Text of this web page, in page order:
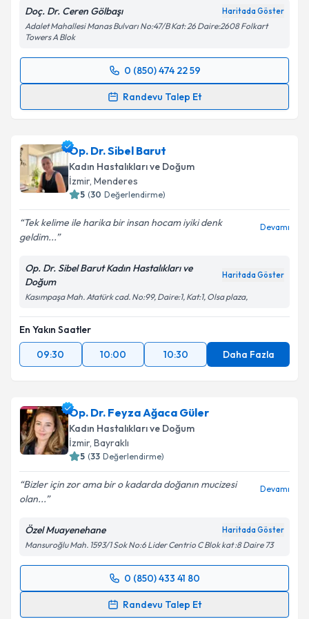
kapsamda işlenmesini kabul ediyorum.
Takvim Talebini Gönder
Doç. Dr. Ceren Gölbaşı Haritada Göster
Adalet Mahallesi Manas Bulvarı No:47/B Kat: 26 Daire:2608 Folkart
Towers A Blok
0 (850) 474 22 59
Randevu Talep Et
Randevu Takvimi Talebi
takvim hazırlandığında e-posta ile bilgilendireceğiz.
E-posta Adresiniz
kapsamda işlenmesini kabul ediyorum.
Takvim Talebini Gönder
Op. Dr. Sibel Barut
Kadın Hastalıkları ve Doğum
İzmir, Menderes
5 (30 Değerlendirme)
Tek kelime ile harika bir insan hocam iyiki denk
geldim...
Devamı
Op. Dr. Sibel Barut Kadın Hastalıkları ve
Doğum
Haritada Göster
Kasımpaşa Mah. Atatürk cad. No:99, Daire:1, Kat:1, Olsa plaza,
En Yakın Saatler
09:30
10:00 10:30 Daha Fazla
Op. Dr. Feyza Ağaca Güler
Kadın Hastalıkları ve Doğum
İzmir, Bayraklı
5 (33 Değerlendirme)
Bizler için zor ama bir o kadarda doğanın mucizesi
olan...
Devamı
Özel Muayenehane Haritada Göster
Mansuroğlu Mah. 1593/1 Sok No:6 Lider Centrio C Blok kat :8 Daire 73
0 (850) 433 41 80
Randevu Talep Et
Randevu Takvimi Talebi